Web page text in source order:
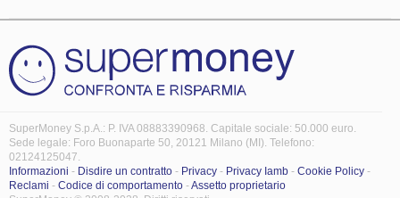
SuperMoney S.p.A.: P. IVA 08883390968. Capitale sociale: 50.000 euro.
Sede legale: Foro Buonaparte 50, 20121 Milano (MI). Telefono:
02124125047.
Informazioni - Disdire un contratto - Privacy - Privacy Iamb - Cookie Policy -
Reclami - Codice di comportamento -Assetto proprietario